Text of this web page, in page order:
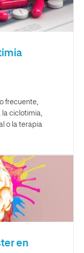
frecuente,
ciclotimia,
o la terapia
en